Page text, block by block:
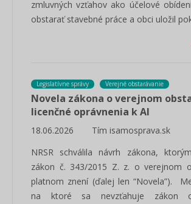
zmluvných vzťahov ako účelové
obstarať stavebné práce a obci uložil
Legislatívne správy Verejné obstarávanie
Novela zákona o verejnom
licenčné oprávnenia k AI
18.06.2026
Tím isamosprava.sk
NRSR schválila návrh zákona,
zákon č. 343/2015 Z. z. o verejnom
platnom znení (ďalej len “Novela”).
na ktoré sa nevzťahuje zákon